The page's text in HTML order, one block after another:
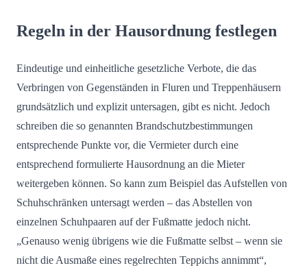
Regeln in der Hausordnung festlegen
Eindeutige und einheitliche gesetzliche Verbote, die das
Verbringen von Gegenständen in Fluren und Treppenhäusern
grundsätzlich und explizit untersagen, gibt es nicht. Jedoch
schreiben die so genannten Brandschutzbestimmungen
entsprechende Punkte vor, die Vermieter durch eine
entsprechend formulierte Hausordnung an die Mieter
weitergeben können. So kann zum Beispiel das Aufstellen von
Schuhschränken untersagt werden – das Abstellen von
einzelnen Schuhpaaren auf der Fußmatte jedoch nicht.
„Genauso wenig übrigens wie die Fußmatte selbst – wenn sie
nicht die Ausmaße eines regelrechten Teppichs annimmt“,